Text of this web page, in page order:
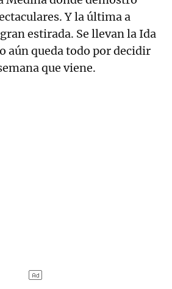
Y la última a
estirada. Se llevan la Ida
aún queda todo por decidir
que viene.